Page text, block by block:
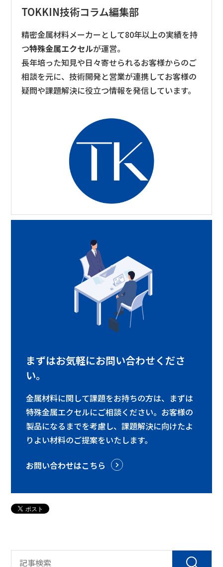
TOKKIN技術コラム編集部
精密金属材料メーカーとして80年以上の実績を持
つ特殊金属エクセルが運営。
長年培った知見や日々寄せられるお客様からのご
相談を元に、技術開発と営業が連携してお客様の
疑問や課題解決に役立つ情報を発信しています。​
まずはお気軽にお問い合わせくださ
い。
金属材料に関して課題をお持ちの方は、まずは
特殊金属エクセルにご相談ください。お客様の
製品になるまでを考慮し、課題解決に向けたよ
りよい材料のご提案をいたします。
お問い合わせはこちら